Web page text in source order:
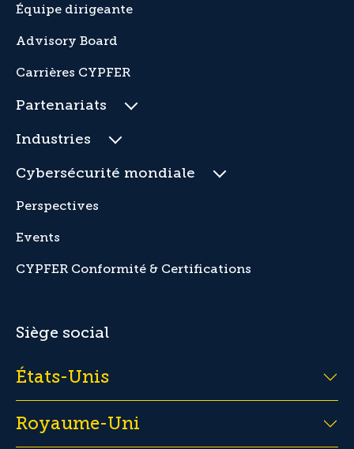
Équipe dirigeante
Advisory Board
Carrières CYPFER
Partenariats
Industries
Cybersécurité mondiale
Perspectives
Events
CYPFER Conformité & Certifications
Siège social
États-Unis
Royaume-Uni